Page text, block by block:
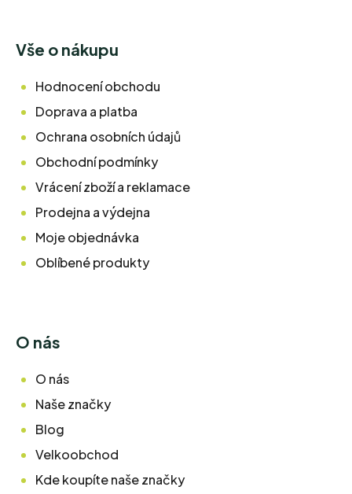
Vše o nákupu
Hodnocení obchodu
Doprava a platba
Ochrana osobních údajů
Obchodní podmínky
Vrácení zboží a reklamace
Prodejna a výdejna
Moje objednávka
Oblíbené produkty
O nás
O nás
Naše značky
Blog
Velkoobchod
Kde koupíte naše značky